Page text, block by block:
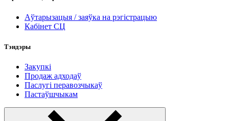
Аўтарызацыя / заяўка на рэгістрацыю
Кабінет СЦ
Тэндэры
Закупкі
Продаж адходаў
Паслугі перавозчыкаў
Пастаўшчыкам